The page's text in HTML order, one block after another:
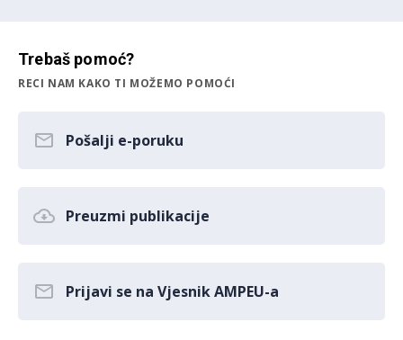
Trebaš pomoć?
RECI NAM KAKO TI MOŽEMO POMOĆI
Pošalji e-poruku
Preuzmi publikacije
Prijavi se na Vjesnik AMPEU-a